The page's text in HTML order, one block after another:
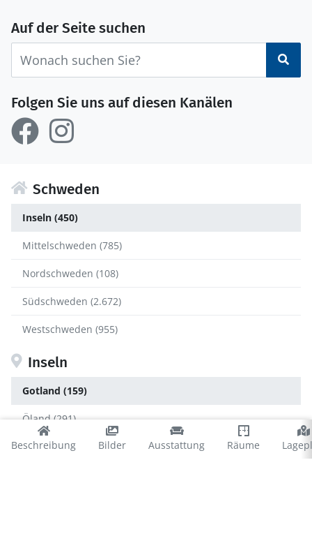
Beschreibung Bilder Ausstattung Räume
Auf der Seite suchen
Folgen Sie uns auf diesen Kanälen
Schweden
Inseln (450)
Mittelschweden (785)
Nordschweden (108)
Südschweden (2.672)
Westschweden (955)
Inseln
Gotland (159)
Öland (291)
Gotland